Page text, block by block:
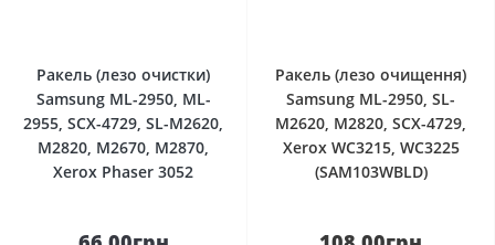
Ракель (лезо очистки)
Samsung ML-2950, ML-
2955, SCX-4729, SL-M2620,
M2820, M2670, M2870,
Xerox Phaser 3052
Ракель (лезо очищення)
Samsung ML-2950, SL-
M2620, M2820, SCX-4729,
Xerox WC3215, WC3225
(SAM103WBLD)